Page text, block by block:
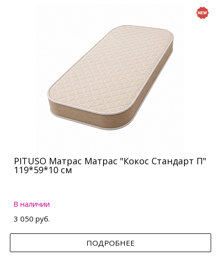
PITUSO Матрас Матрас "Кокос Стандарт П"
119*59*10 см
В наличии
3 050 руб.
ПОДРОБНЕЕ